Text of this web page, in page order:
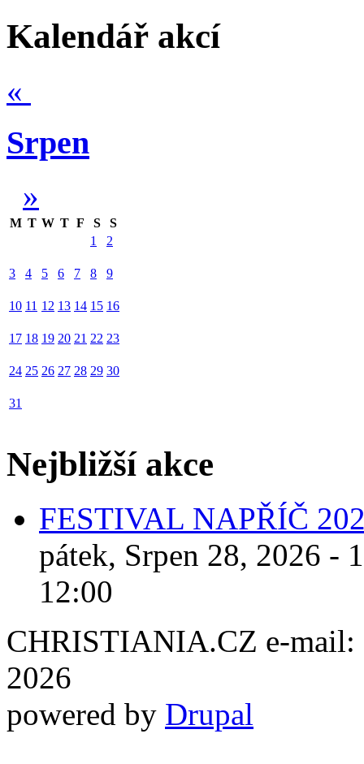
Kalendář akcí
«
Srpen
»
M T W T F S
S
1
2
3 4 5 6 7 8 9
10 11 12 13 14 15 16
17 18 19 20 21 22 23
24 25 26 27 28 29 30
31
Nejbližší akce
FESTIVAL NAPŘÍČ
pátek, Srpen 28, 2026 -
12:00
CHRISTIANIA.CZ e-mail:
2026
powered by Drupal